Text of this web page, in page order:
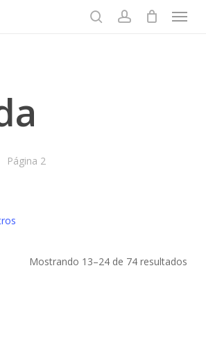
Menu
Página 2
Mostrando 13–24 de 74 resultados